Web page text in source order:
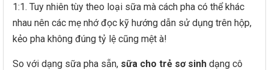
1:1. Tuy nhiên tùy theo loại sữa mà cách pha có thể khác
nhau nên các mẹ nhớ đọc kỹ hướng dẫn sử dụng trên hộp,
kẻo pha không đúng tỷ lệ cũng mệt à!
So với dạng sữa pha sẵn, sữa cho trẻ sơ sinh dạng cô